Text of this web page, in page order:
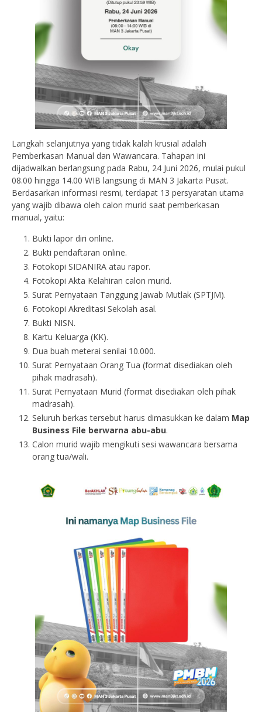
Langkah selanjutnya yang tidak kalah krusial adalah
Pemberkasan Manual dan Wawancara. Tahapan ini
dijadwalkan berlangsung pada Rabu, 24 Juni 2026, mulai pukul
08.00 hingga 14.00 WIB langsung di MAN 3 Jakarta Pusat.
Berdasarkan informasi resmi, terdapat 13 persyaratan utama
yang wajib dibawa oleh calon murid saat pemberkasan
manual, yaitu:
Bukti lapor diri online.
Bukti pendaftaran online.
Fotokopi SIDANIRA atau rapor.
Fotokopi Akta Kelahiran calon murid.
Surat Pernyataan Tanggung Jawab Mutlak (SPTJM).
Fotokopi Akreditasi Sekolah asal.
Bukti NISN.
Kartu Keluarga (KK).
Dua buah meterai senilai 10.000.
Surat Pernyataan Orang Tua (format disediakan oleh
pihak madrasah).
Surat Pernyataan Murid (format disediakan oleh pihak
madrasah).
Seluruh berkas tersebut harus dimasukkan ke dalam Map
Business File berwarna abu-abu.
Calon murid wajib mengikuti sesi wawancara bersama
orang tua/wali.